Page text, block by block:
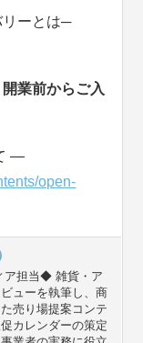
リーとは─
業前からご入
―
open-
ア担当◆ 雑貨・ア
ューを執筆し、商
売り場提案コンテ
カレンダーの策定